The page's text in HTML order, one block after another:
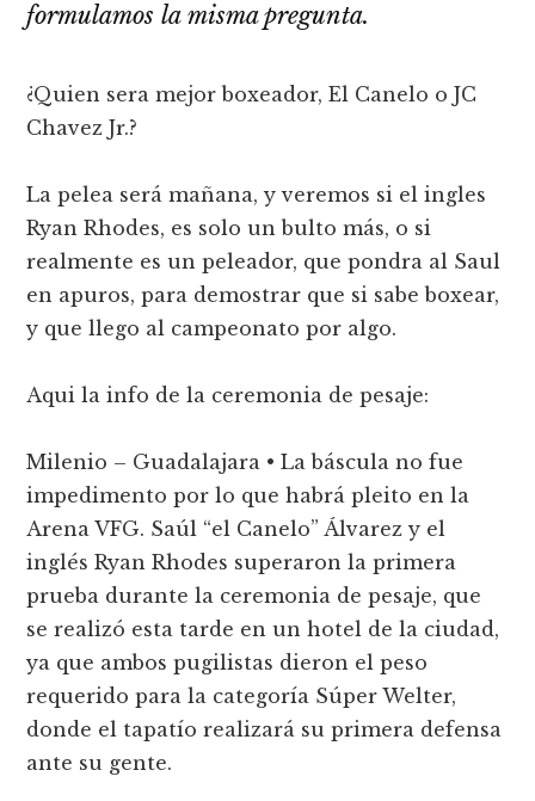
formulamos la misma pregunta.
¿Quien sera mejor boxeador, El Canelo o JC
Chavez Jr.?
La pelea será mañana, y veremos si el ingles
Ryan Rhodes, es solo un bulto más, o si
realmente es un peleador, que pondra al Saul
en apuros, para demostrar que si sabe boxear,
y que llego al campeonato por algo.
Aqui la info de la ceremonia de pesaje:
Milenio – Guadalajara • La báscula no fue
impedimento por lo que habrá pleito en la
Arena VFG. Saúl “el Canelo” Álvarez y el
inglés Ryan Rhodes superaron la primera
prueba durante la ceremonia de pesaje, que
se realizó esta tarde en un hotel de la ciudad,
ya que ambos pugilistas dieron el peso
requerido para la categoría Súper Welter,
donde el tapatío realizará su primera defensa
ante su gente.